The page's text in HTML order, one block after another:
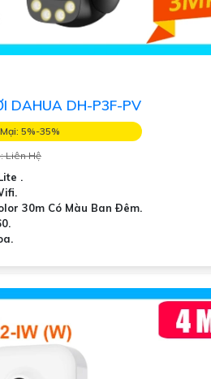
DAHUA DH-P3F-PV
5%-35%
Liên Hệ
.
30m Có Màu Ban Ðêm.